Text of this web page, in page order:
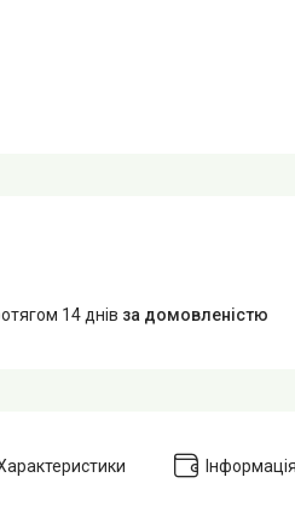
14 днів за домовленістю